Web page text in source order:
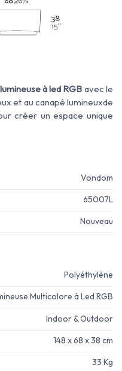
à led RGB avec le
et au canapé lumineuxde
créer un espace unique
Vondom
65007L
Nouveau
Polyéthylène
Multicolore à Led RGB
Indoor & Outdoor
148 x 68 x 38 cm
33 Kg